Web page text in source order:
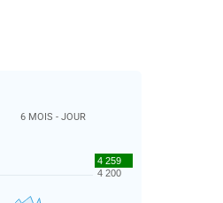
6 MOIS - JOUR